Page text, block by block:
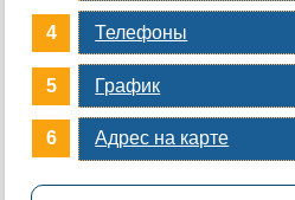
Телефоны
График
Адрес на карте